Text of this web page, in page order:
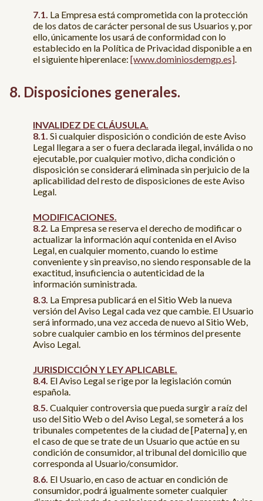
La Empresa está comprometida con la protección
de los datos de carácter personal de sus Usuarios y, por
ello, únicamente los usará de conformidad con lo
establecido en la Política de Privacidad disponible a en
el siguiente hiperenlace: [www.dominiosdemgp.es].
Disposiciones generales.
INVALIDEZ DE CLÁUSULA.
Si cualquier disposición o condición de este Aviso
Legal llegara a ser o fuera declarada ilegal, inválida o no
ejecutable, por cualquier motivo, dicha condición o
disposición se considerará eliminada sin perjuicio de la
aplicabilidad del resto de disposiciones de este Aviso
Legal.
MODIFICACIONES.
La Empresa se reserva el derecho de modificar o
actualizar la información aquí contenida en el Aviso
Legal, en cualquier momento, cuando lo estime
conveniente y sin preaviso, no siendo responsable de la
exactitud, insuficiencia o autenticidad de la
información suministrada.
La Empresa publicará en el Sitio Web la nueva
versión del Aviso Legal cada vez que cambie. El Usuario
será informado, una vez acceda de nuevo al Sitio Web,
sobre cualquier cambio en los términos del presente
Aviso Legal.
JURISDICCIÓN Y LEY APLICABLE.
El Aviso Legal se rige por la legislación común
española.
Cualquier controversia que pueda surgir a raíz del
uso del Sitio Web o del Aviso Legal, se someterá a los
tribunales competentes de la ciudad de [Paterna] y, en
el caso de que se trate de un Usuario que actúe en su
condición de consumidor, al tribunal del domicilio que
corresponda al Usuario/consumidor.
El Usuario, en caso de actuar en condición de
consumidor, podrá igualmente someter cualquier